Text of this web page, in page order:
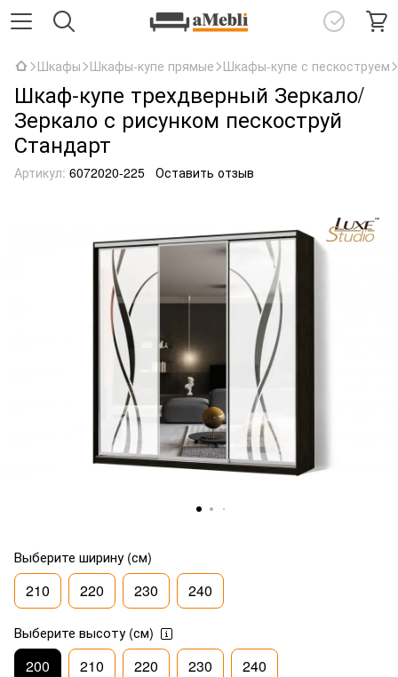
Шкафы Шкафы-купе прямые Шкафы-купе с пескоструем
Шкаф-купе трехдверный Зеркало/
Зеркало с рисунком пескоструй
Стандарт
Артикул: 6072020-225 Оставить отзыв
Выберите ширину (см)
210 220 230 240
Выберите высоту (см)
200 210 220 230 240